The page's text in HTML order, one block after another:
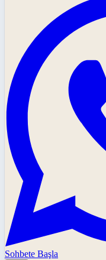
Sohbete Başla